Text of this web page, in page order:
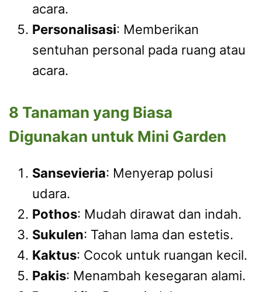
acara.
Personalisasi: Memberikan
sentuhan personal pada ruang atau
acara.
8 Tanaman yang Biasa
Digunakan untuk Mini Garden
Sansevieria: Menyerap polusi
udara.
Pothos: Mudah dirawat dan indah.
Sukulen: Tahan lama dan estetis.
Kaktus: Cocok untuk ruangan kecil.
Pakis: Menambah kesegaran alami.